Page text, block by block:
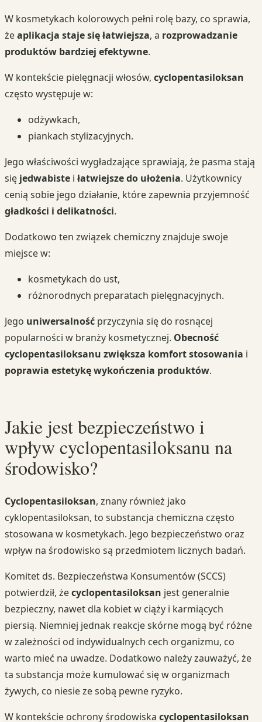
W kosmetykach kolorowych pełni rolę bazy, co sprawia,
żeaplikacja staje się łatwiejsza, a rozprowadzanie
produktów bardziej efektywne.
W kontekście pielęgnacji włosów, cyclopentasiloksan
często występuje w:
odżywkach,
piankach stylizacyjnych.
Jego właściwości wygładzające sprawiają, że pasma stają
się jedwabiste i łatwiejsze do ułożenia. Użytkownicy
cenią sobie jego działanie, które zapewnia przyjemność
gładkości i delikatności.
Dodatkowo ten związek chemiczny znajduje swoje
miejsce w:
kosmetykach do ust,
różnorodnych preparatach pielęgnacyjnych.
Jego uniwersalność przyczynia się do rosnącej
popularności w branży kosmetycznej. Obecność
cyclopentasiloksanu zwiększa komfort stosowania i
poprawia estetykę wykończenia produktów.
Jakie jest bezpieczeństwo i
wpływ cyclopentasiloksanu na
środowisko?
Cyclopentasiloksan, znany również jako
cyklopentasiloksan, to substancja chemiczna często
stosowana w kosmetykach. Jego bezpieczeństwo oraz
wpływ na środowisko są przedmiotem licznych badań.
Komitet ds. Bezpieczeństwa Konsumentów (SCCS)
potwierdził, żecyclopentasiloksan jest generalnie
bezpieczny, nawet dla kobiet w ciąży i karmiących
piersią. Niemniej jednak reakcje skórne mogą być różne
w zależności od indywidualnych cech organizmu, co
warto mieć na uwadze. Dodatkowo należy zauważyć, że
ta substancja może kumulować się w organizmach
żywych, co niesie ze sobą pewne ryzyko.
W kontekście ochrony środowiska cyclopentasiloksan